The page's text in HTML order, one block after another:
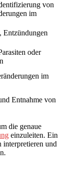
von
im
Entzündungen
oder
im
Entnahme von
die genaue
einzuleiten. Ein
interpretieren und